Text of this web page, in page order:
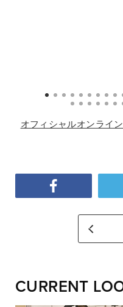
オフィシャルオンライ
CURRENT